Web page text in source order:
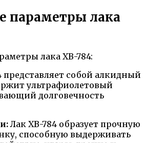
параметры лака
представляет собой алкидный
ультрафиолетовый
долговечность
Лак ХВ-784 образует прочную
способную выдерживать